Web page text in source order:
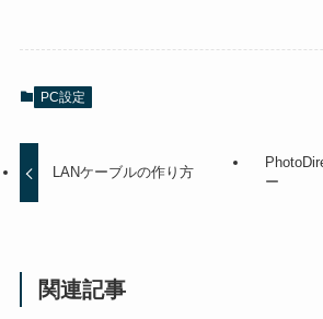
PC設定
LANケーブルの作り方
ー
関連記事